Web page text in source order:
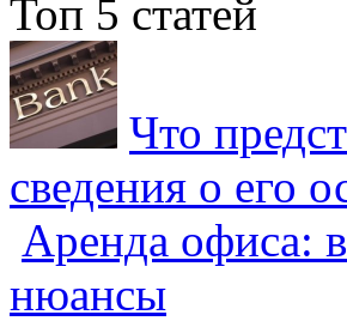
Топ 5 статей
Что
сведения о его
Аренда офиса:
нюансы